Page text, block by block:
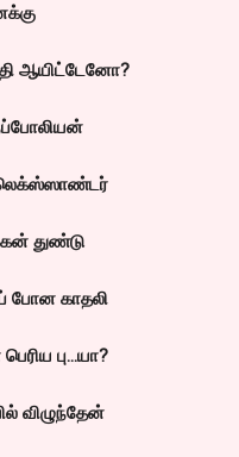
ஆயிட்டேனோ?
துண்டு
போன காதலி
பு...யா?
விழுந்தேன்